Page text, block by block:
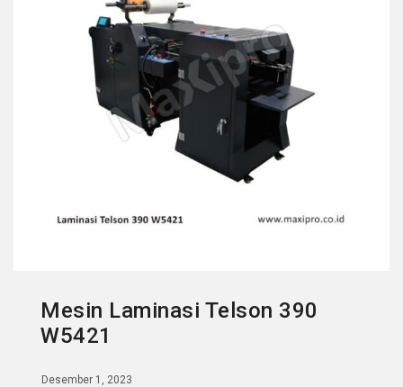
Mesin Laminasi Telson 390
W5421
Desember 1, 2023